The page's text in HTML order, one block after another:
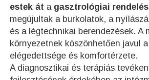
estek át a gasztrológiai
megújultak a burkolatok, a
és a légtechnikai berendezések. A
környezetnek köszönhetően javul
elégedettsége és komfortérzete.
A diagnosztikai és terápiás